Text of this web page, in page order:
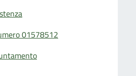
01578512